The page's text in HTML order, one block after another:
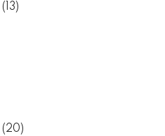
1313
2020